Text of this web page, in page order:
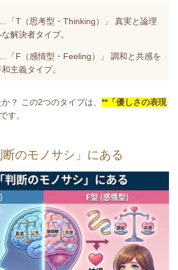
「T（思考型・Thinking）」
真実と論理
解決者タイプ。
「F（感情型・Feeling）」
調和と共感を
主義タイプ。
？ この2つのタイプは、 **「優しさの表現
す。
のモノサシ」にある